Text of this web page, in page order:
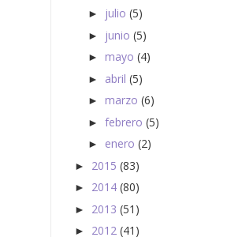
► julio (5)
► junio (5)
► mayo (4)
► abril (5)
► marzo (6)
► febrero (5)
► enero (2)
► 2015 (83)
► 2014 (80)
► 2013 (51)
► 2012 (41)